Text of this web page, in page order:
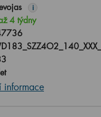
i
4 týdny
informace